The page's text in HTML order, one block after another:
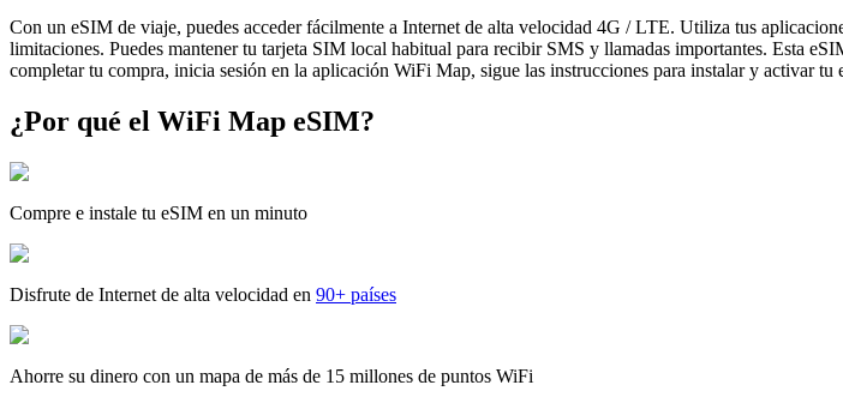
Con un eSIM de viaje, puedes acceder fácilmente a Internet de alta velocidad 4G / LTE. Utiliza tus
limitaciones. Puedes mantener tu tarjeta SIM local habitual para recibir SMS y llamadas importantes. Esta
completar tu compra, inicia sesión en la aplicación WiFi Map, sigue las instrucciones para instalar y activar
¿Por qué el WiFi Map eSIM?
Compre e instale tu eSIM en un minuto
Disfrute de Internet de alta velocidad en 90+ países
Ahorre su dinero con un mapa de más de 15 millones de puntos WiFi